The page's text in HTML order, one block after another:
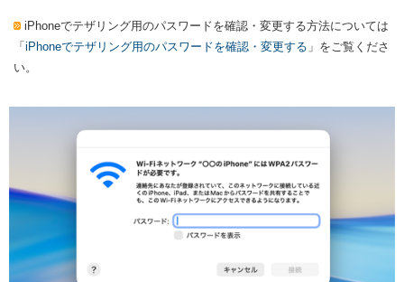
iPhoneでテザリング用のパスワードを確認・変更する方法については
「 iPhoneでテザリング用のパスワードを確認・変更する 」をご覧くださ
い。